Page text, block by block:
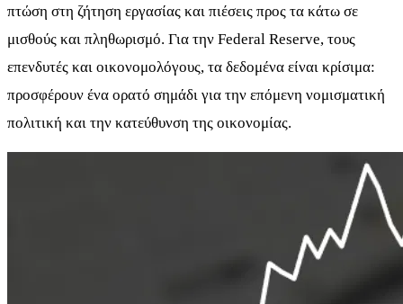
πτώση στη ζήτηση εργασίας και πιέσεις προς τα κάτω σε
μισθούς και πληθωρισμό. Για την Federal Reserve, τους
επενδυτές και οικονομολόγους, τα δεδομένα είναι κρίσιμα:
προσφέρουν ένα ορατό σημάδι για την επόμενη νομισματική
πολιτική και την κατεύθυνση της οικονομίας.